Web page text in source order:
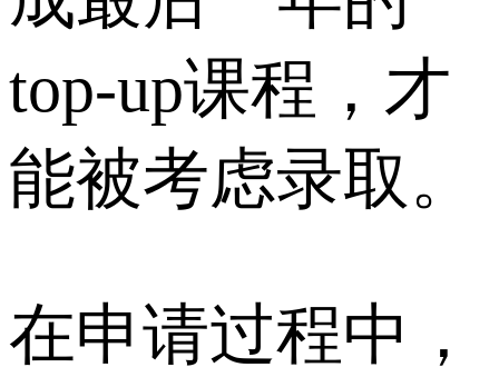
top-up课程，才
能被考虑录取。
在申请过程中，